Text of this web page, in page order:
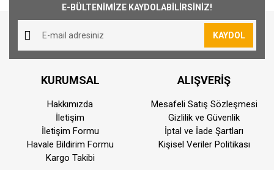
E-BÜLTENİMİZE KAYDOLABİLİRSİNİZ!
KAYDOL
KURUMSAL
Hakkımızda
İletişim
İletişim Formu
Havale Bildirim Formu
Kargo Takibi
ALIŞVERİŞ
Mesafeli Satış Sözleşmesi
Gizlilik ve Güvenlik
İptal ve İade Şartları
Kişisel Veriler Politikası